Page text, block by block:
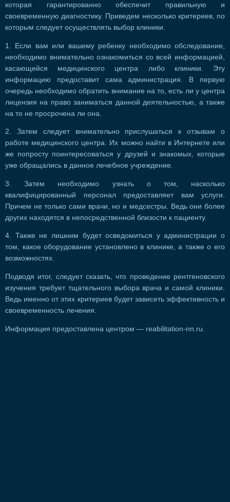
которая гарантированно обеспечит правильную и
своевременную диагностику. Приведем несколько критериев, по
которым следует осуществлять выбор клиники.
1. Если вам или вашему ребенку необходимо обследование,
необходимо внимательно ознакомиться со всей информацией,
касающейся медицинского центра либо клиники. Эту
информацию предоставит сама администрация. В первую
очередь необходимо обратить внимание на то, есть ли у центра
лицензия на право заниматься данной деятельностью, а также
на то не просрочена ли она.
2. Затем следует внимательно прислушаться к отзывам о
работе медицинского центра. Их можно найти в Интернете или
же попросту поинтересоваться у друзей и знакомых, которые
уже обращались в данное лечебное учреждение.
3. Затем необходимо узнать о том, насколько
квалифицированный персонал предоставляет вам услуги.
Причем не только сами врачи, но и медсестры. Ведь они более
других находятся в непосредственной близости к пациенту.
4. Также не лишним будет осведомиться у администрации о
том, какое оборудование установлено в клинике, а также о его
возможностях.
Подводя итог, следует сказать, что проведение рентгеновского
изучения требует тщательного выбора врача и самой клиники.
Ведь именно от этих критериев будет зависеть эффективность и
своевременность лечения.
Информация предоставлена центром — reabilitation-nn.ru.